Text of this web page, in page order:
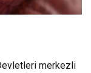
merkezli